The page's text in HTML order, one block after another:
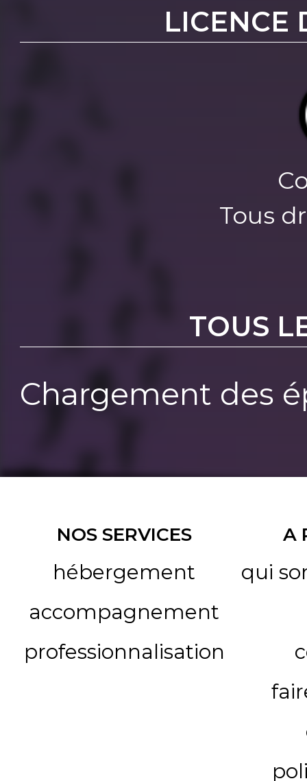
LICENCE
Tous
TOUS
Chargement des
NOS SERVICES
hébergement
accompagnement
professionnalisation
A
qui